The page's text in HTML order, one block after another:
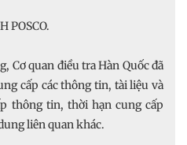
POSCO.
Cơ quan điều tra Hàn Quốc đã
cấp các thông tin, tài liệu và
thông tin, thời hạn cung cấp
liên quan khác.